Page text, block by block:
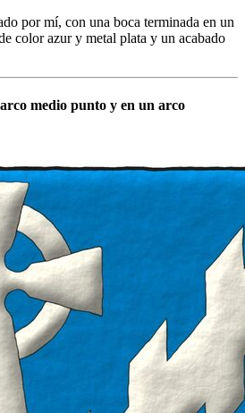
por mí, con una boca terminada en un
color azur y metal plata y un acabado
medio punto y en un arco